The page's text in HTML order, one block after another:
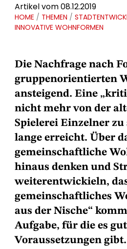
Artikel vom 08.12.2019
HOME / THEMEN /
INNOVATIVE WOHNFORMEN
Die Nachfrage nach
gruppenorientierten
ansteigend. Eine
nicht mehr von der
Spielerei Einzelner zu
lange erreicht. Über
gemeinschaftliche
hinaus denken und
weiterentwickieln,
gemeinschaftliches
aus der Nische“
Aufgabe, für die es
Voraussetzungen gibt.